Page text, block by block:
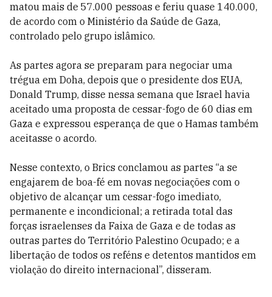
matou mais de 57.000 pessoas e feriu quase 140.000,
de acordo com o Ministério da Saúde de Gaza,
controlado pelo grupo islâmico.
As partes agora se preparam para negociar uma
trégua em Doha, depois que o presidente dos EUA,
Donald Trump, disse nessa semana que Israel havia
aceitado uma proposta de cessar-fogo de 60 dias em
Gaza e expressou esperança de que o Hamas também
aceitasse o acordo.
Nesse contexto, o Brics conclamou as partes “a se
engajarem de boa-fé em novas negociações com o
objetivo de alcançar um cessar-fogo imediato,
permanente e incondicional; a retirada total das
forças israelenses da Faixa de Gaza e de todas as
outras partes do Território Palestino Ocupado; e a
libertação de todos os reféns e detentos mantidos em
violação do direito internacional”, disseram.